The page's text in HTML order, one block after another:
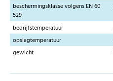
beschermingsklasse volgens EN 60
529
bedrijfstemperatuur
opslagtemperatuur
gewicht